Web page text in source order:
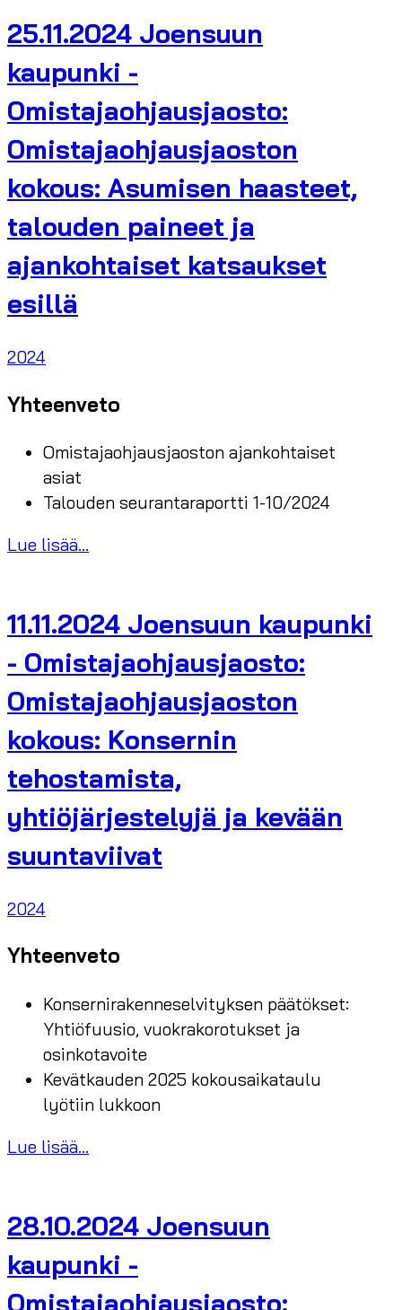
25.11.2024 Joensuun
kaupunki -
Omistajaohjausjaosto:
Omistajaohjausjaoston
kokous: Asumisen haasteet,
talouden paineet ja
ajankohtaiset katsaukset
esillä
2024
Yhteenveto
Omistajaohjausjaoston ajankohtaiset
asiat
Talouden seurantaraportti 1-10/2024
Lue lisää...
11.11.2024 Joensuun kaupunki
- Omistajaohjausjaosto:
Omistajaohjausjaoston
kokous: Konsernin
tehostamista,
yhtiöjärjestelyjä ja kevään
suuntaviivat
2024
Yhteenveto
Konsernirakenneselvityksen päätökset:
Yhtiöfuusio, vuokrakorotukset ja
osinkotavoite
Kevätkauden 2025 kokousaikataulu
lyötiin lukkoon
Lue lisää...
28.10.2024 Joensuun
kaupunki -
Omistajaohjausjaosto: